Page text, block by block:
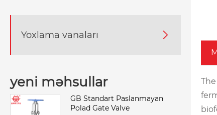
Yoxlama vanaları 
yeni məhsullar
GB Standart Paslanmayan
Polad Gate Valve